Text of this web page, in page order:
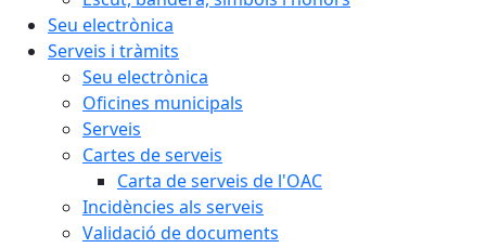
Seu electrònica
Serveis i tràmits
Seu electrònica
Oficines municipals
Serveis
Cartes de serveis
Carta de serveis de l'OAC
Incidències als serveis
Validació de documents